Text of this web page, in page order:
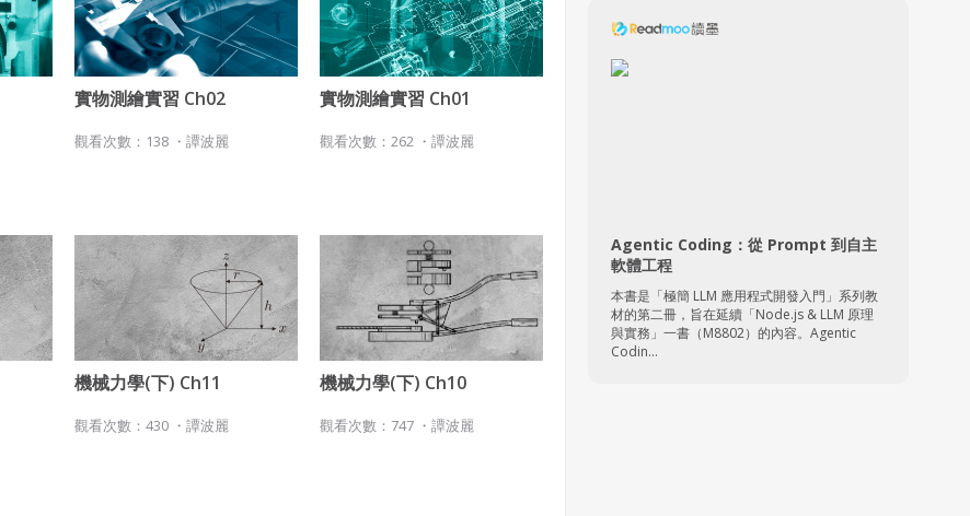
實物測繪實習 Ch02
觀看次數：138 ・ 譚波麗
實物測繪實習 Ch01
觀看次數：262 ・ 譚波麗
機械力學(下) Ch11
觀看次數：430 ・ 譚波麗
機械力學(下) Ch10
觀看次數：747 ・ 譚波麗
Agentic Coding：從 Prompt 到自主
軟體工程
本書是「極簡 LLM 應用程式開發入門」系列教
材的第二冊，旨在延續「Node.js & LLM 原理
與實務」一書（M8802）的內容。Agentic
Codin...
如會員違反前項約定致吉寶系統公司遭追訴、請求或求償者，吉寶
系統公司應立即通知會員，必要時本系統得移除爭議內容。會員應
協助相關程序並負擔吉寶系統公司因此所生支出（包括律師費
用）、損害及損失。
六、終止
償。
七、合意管轄
雙方合意專以臺灣臺北地方法院為第一審管轄法院。